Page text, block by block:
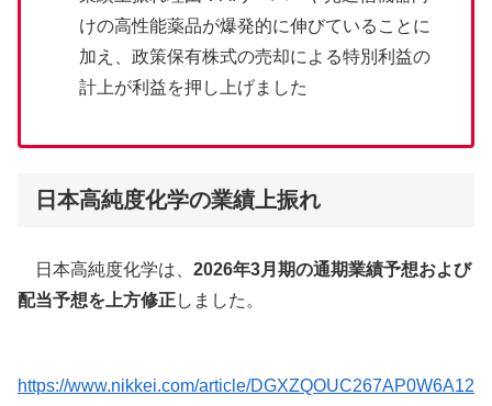
けの高性能薬品が爆発的に伸びていることに
加え、政策保有株式の売却による特別利益の
計上が利益を押し上げました
日本高純度化学の業績上振れ
日本高純度化学は、 2026年3月期の通期業績予想および
配当予想を上方修正しました。
https://www.nikkei.com/article/DGXZQOUC267AP0W6A12